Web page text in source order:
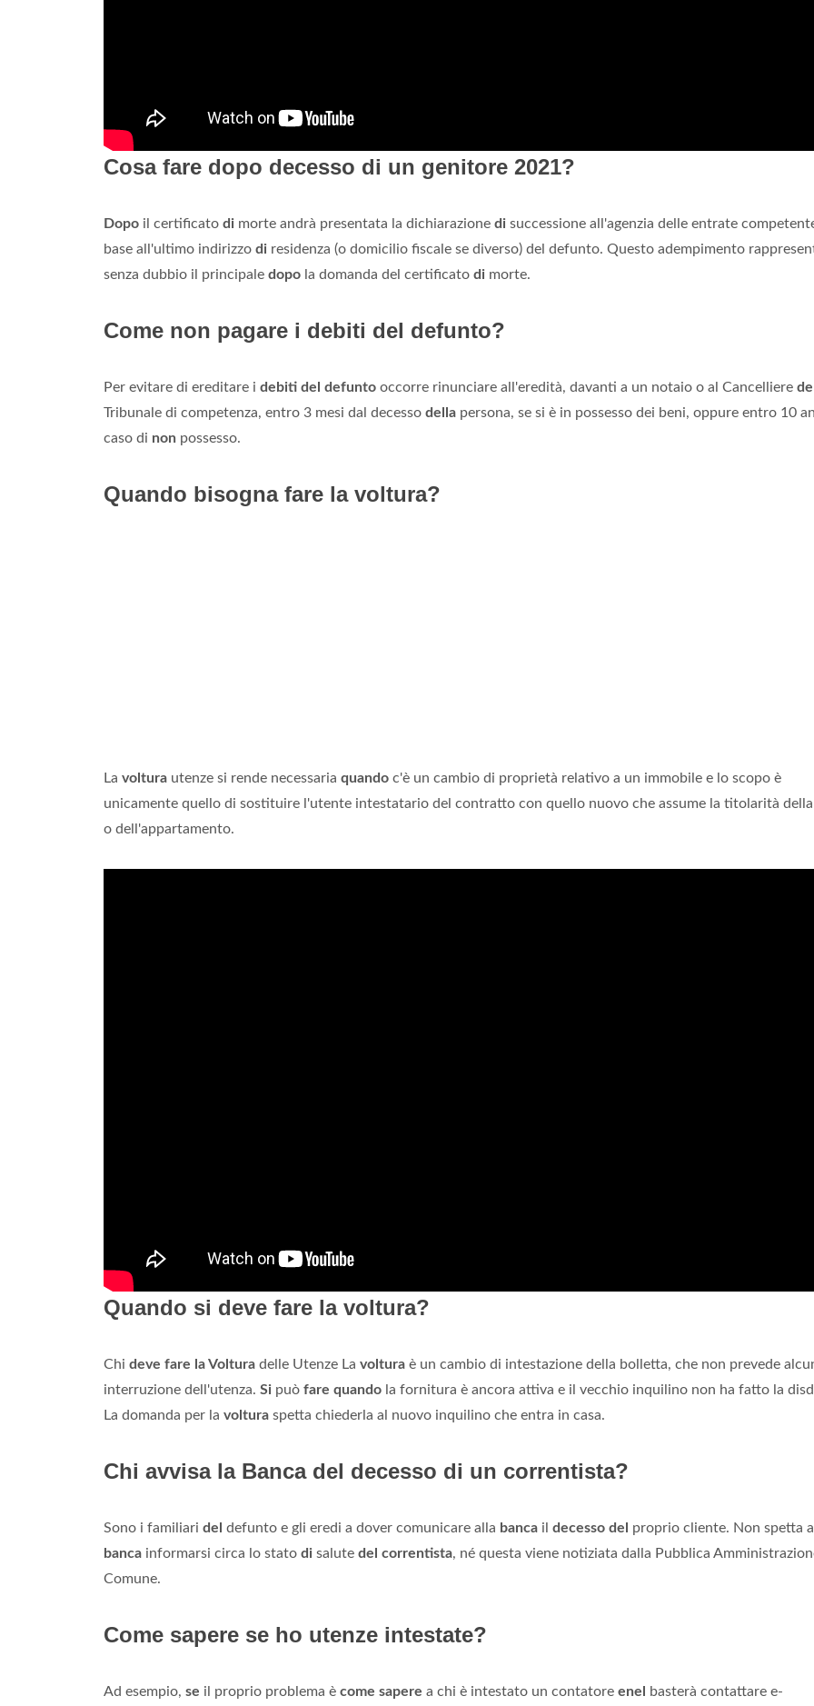
Cosa fare dopo decesso di un genitore 2021?
Dopo il certificato di morte andrà presentata la dichiarazione di successione all'agenzia delle entrate
base all'ultimo indirizzo di residenza (o domicilio fiscale se diverso) del defunto. Questo adempimento
senza dubbio il principale dopo la domanda del certificato di morte.
Come non pagare i debiti del defunto?
Per evitare di ereditare i debiti del defunto occorre rinunciare all'eredità, davanti a un notaio o al Cancelliere
Tribunale di competenza, entro 3 mesi dal decesso della persona, se si è in possesso dei beni, oppure entro 10
caso di non possesso.
Quando bisogna fare la voltura?
La voltura utenze si rende necessaria quando c'è un cambio di proprietà relativo a un immobile e lo scopo è
unicamente quello di sostituire l'utente intestatario del contratto con quello nuovo che assume la titolarità della
o dell'appartamento.
Quando si deve fare la voltura?
Chi deve fare la Voltura delle Utenze La voltura è un cambio di intestazione della bolletta, che non prevede
interruzione dell'utenza. Si può fare quando la fornitura è ancora attiva e il vecchio inquilino non ha fatto la
La domanda per la voltura spetta chiederla al nuovo inquilino che entra in casa.
Chi avvisa la Banca del decesso di un correntista?
Sono i familiari del defunto e gli eredi a dover comunicare alla banca il decesso del
proprio cliente. Non spetta
banca informarsi circa lo stato di salute del correntista, né questa viene notiziata dalla Pubblica
Comune.
Come sapere se ho utenze intestate?
Ad esempio, se il proprio problema è come sapere a chi è intestato un contatore enel basterà contattare e-